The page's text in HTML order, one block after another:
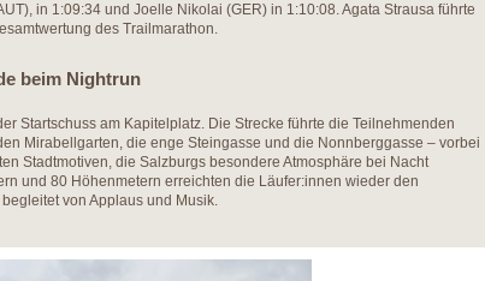
in 1:09:34 und Joelle Nikolai (GER) in 1:10:08. Agata Strausa führte
des Trailmarathon.
beim Nightrun
Startschuss am Kapitelplatz. Die Strecke führte die Teilnehmenden
Mirabellgarten, die enge Steingasse und die Nonnberggasse – vorbei
Stadtmotiven, die Salzburgs besondere Atmosphäre bei Nacht
und 80 Höhenmetern erreichten die Läufer:innen wieder den
von Applaus und Musik.